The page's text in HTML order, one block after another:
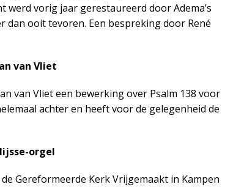
vorig jaar gerestaureerd door Adema’s
ooit tevoren. Een bespreking door René
van Vliet
van Vliet een bewerking over Psalm 138 voor
achter en heeft voor de gelegenheid de
orgel
Gereformeerde Kerk Vrijgemaakt in Kampen